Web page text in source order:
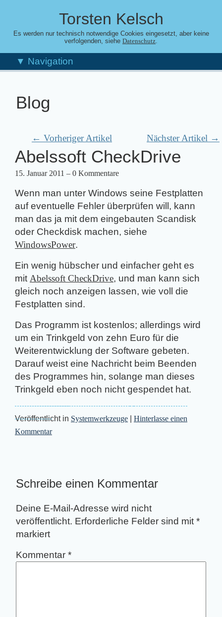
Torsten Kelsch
Es werden nur technisch notwendige Cookies eingesetzt, aber keine
verfolgenden, siehe Datenschutz.
▼ Navigation
Blog
← Vorheriger Artikel Nächster Artikel →
Abelssoft CheckDrive
15. Januar 2011 – 0 Kommentare
Wenn man unter Windows seine Festplatten
auf eventuelle Fehler überprüfen will, kann
man das ja mit dem eingebauten Scandisk
oder Checkdisk machen, siehe
WindowsPower.
Ein wenig hübscher und einfacher geht es
mit Abelssoft CheckDrive, und man kann sich
gleich noch anzeigen lassen, wie voll die
Festplatten sind.
Das Programm ist kostenlos; allerdings wird
um ein Trinkgeld von zehn Euro für die
Weiterentwicklung der Software gebeten.
Darauf weist eine Nachricht beim Beenden
des Programmes hin, solange man dieses
Trinkgeld eben noch nicht gespendet hat.
Veröffentlicht in Systemwerkzeuge
Hinterlasse einen
Kommentar
Schreibe einen Kommentar
Deine E-Mail-Adresse wird nicht
veröffentlicht. Erforderliche Felder sind mit *
markiert
Kommentar *